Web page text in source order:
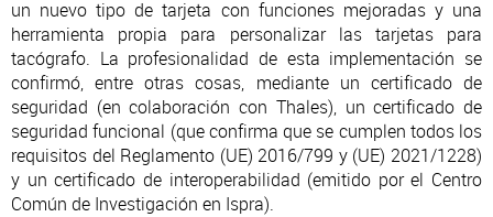
un nuevo tipo de tarjeta con funciones mejoradas y una
herramienta propia para personalizar las tarjetas para
tacógrafo. La profesionalidad de esta implementación se
confirmó, entre otras cosas, mediante un certificado de
seguridad (en colaboración con Thales), un certificado de
seguridad funcional (que confirma que se cumplen todos los
requisitos del Reglamento (UE) 2016/799 y (UE) 2021/1228)
y un certificado de interoperabilidad (emitido por el Centro
Común de Investigación en Ispra).